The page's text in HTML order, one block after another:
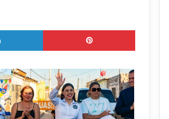
LinkedIn Pinterest